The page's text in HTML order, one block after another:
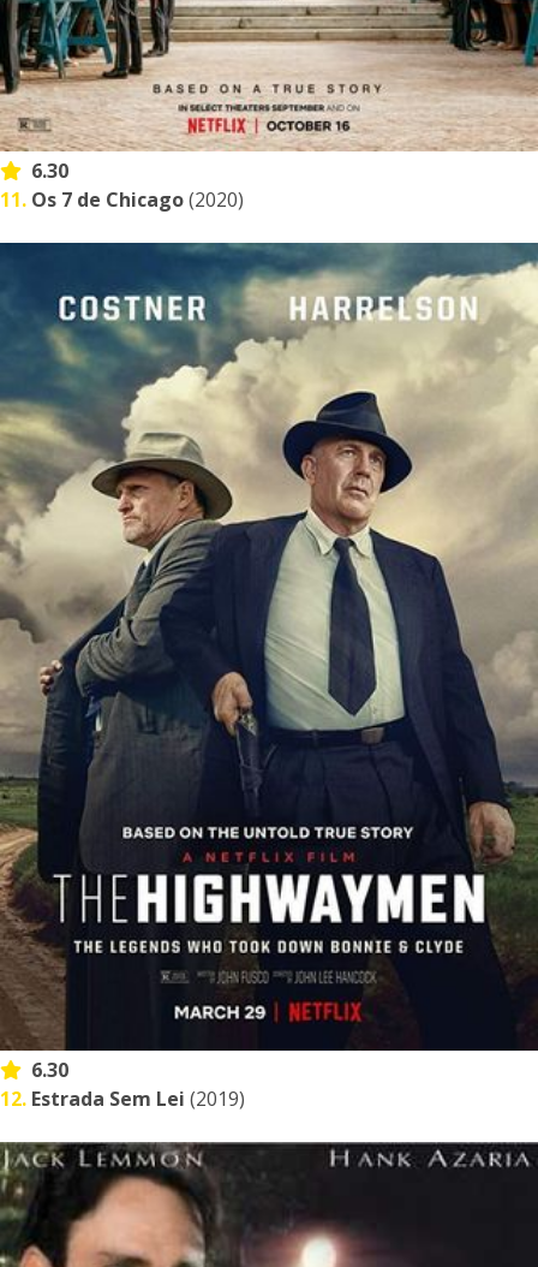
6.30
11. Os 7 de Chicago(2020)
6.30
12. Estrada Sem Lei (2019)